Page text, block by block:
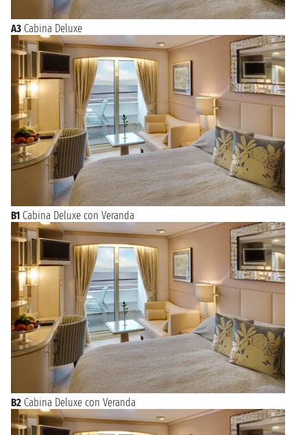
A3 Cabina Deluxe
B1 Cabina Deluxe con Veranda
B2 Cabina Deluxe con Veranda